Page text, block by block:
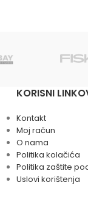
KORISNI
Kontakt
Moj račun
O nama
Politika kolačića
Politika zaštite
Uslovi korištenja